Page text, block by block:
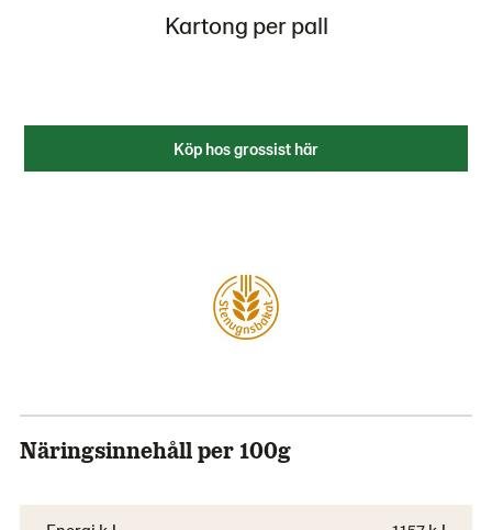
Kartong per pall
Köp hos grossist här
Näringsinnehåll per 100g